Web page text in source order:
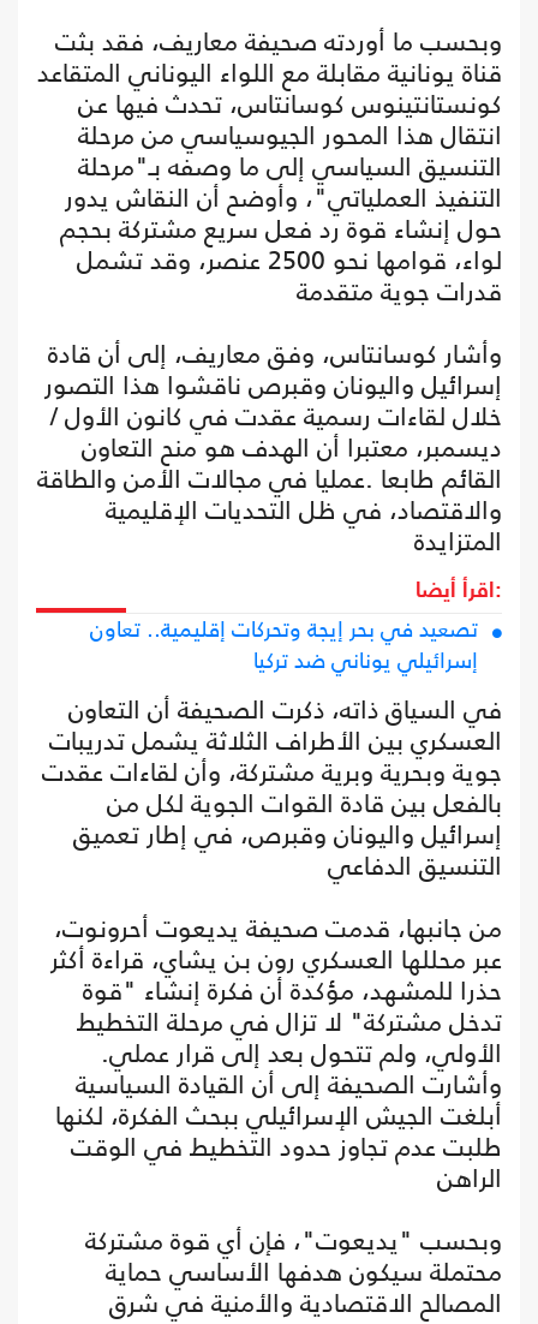
وبحسب ما أوردته صحيفة معاريف، فقد بثت
قناة يونانية مقابلة مع اللواء اليوناني المتقاعد
كونستانتينوس كوسانتاس، تحدث فيها عن
انتقال هذا المحور الجيوسياسي من مرحلة
التنسيق السياسي إلى ما وصفه بـ"مرحلة
التنفيذ العملياتي"، وأوضح أن النقاش يدور
حول إنشاء قوة رد فعل سريع مشتركة بحجم
لواء، قوامها نحو 2500 عنصر، وقد تشمل
قدرات جوية متقدمة
وأشار كوسانتاس، وفق معاريف، إلى أن قادة
إسرائيل واليونان وقبرص ناقشوا هذا التصور
خلال لقاءات رسمية عقدت في كانون الأول /
ديسمبر، معتبرا أن الهدف هو منح التعاون
القائم طابعا .عمليا في مجالات الأمن والطاقة
والاقتصاد، في ظل التحديات الإقليمية
المتزايدة
اقرأ أيضا:
تصعيد في بحر إيجة وتحركات إقليمية.. تعاون
إسرائيلي يوناني ضد تركيا
في السياق ذاته، ذكرت الصحيفة أن التعاون
العسكري بين الأطراف الثلاثة يشمل تدريبات
جوية وبحرية وبرية مشتركة، وأن لقاءات عقدت
بالفعل بين قادة القوات الجوية لكل من
إسرائيل واليونان وقبرص، في إطار تعميق
التنسيق الدفاعي
من جانبها، قدمت صحيفة يديعوت أحرونوت،
عبر محللها العسكري رون بن يشاي، قراءة أكثر
حذرا للمشهد، مؤكدة أن فكرة إنشاء "قوة
تدخل مشتركة" لا تزال في مرحلة التخطيط
الأولي، ولم تتحول بعد إلى قرار عملي.
وأشارت الصحيفة إلى أن القيادة السياسية
أبلغت الجيش الإسرائيلي ببحث الفكرة، لكنها
طلبت عدم تجاوز حدود التخطيط في الوقت
الراهن
وبحسب "يديعوت"، فإن أي قوة مشتركة
محتملة سيكون هدفها الأساسي حماية
المصالح الاقتصادية والأمنية في شرق